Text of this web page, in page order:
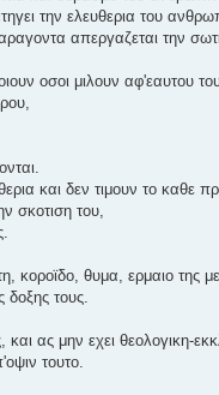
την ελευθερια του
απεργαζεται την
οσοι μιλουν αφ'εαυτου
και δεν τιμουν το καθε
σκοτιση του,
κοροϊδο, θυμα, ερμαιο της
δοξης τους.
ας μην εχει θεολογικη-
τουτο.